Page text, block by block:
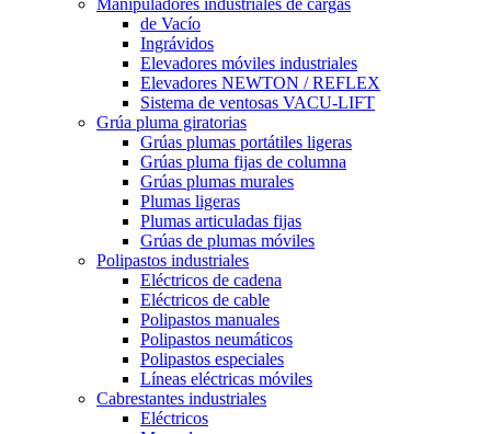
de Vacío
Ingrávidos
Elevadores móviles industriales
Elevadores NEWTON / REFLEX
Sistema de ventosas VACU-LIFT
Grúa pluma giratorias
Grúas plumas portátiles ligeras
Grúas pluma fijas de columna
Grúas plumas murales
Plumas ligeras
Plumas articuladas fijas
Grúas de plumas móviles
Polipastos industriales
Eléctricos de cadena
Eléctricos de cable
Polipastos manuales
Polipastos neumáticos
Polipastos especiales
Líneas eléctricas móviles
Cabrestantes industriales
Eléctricos